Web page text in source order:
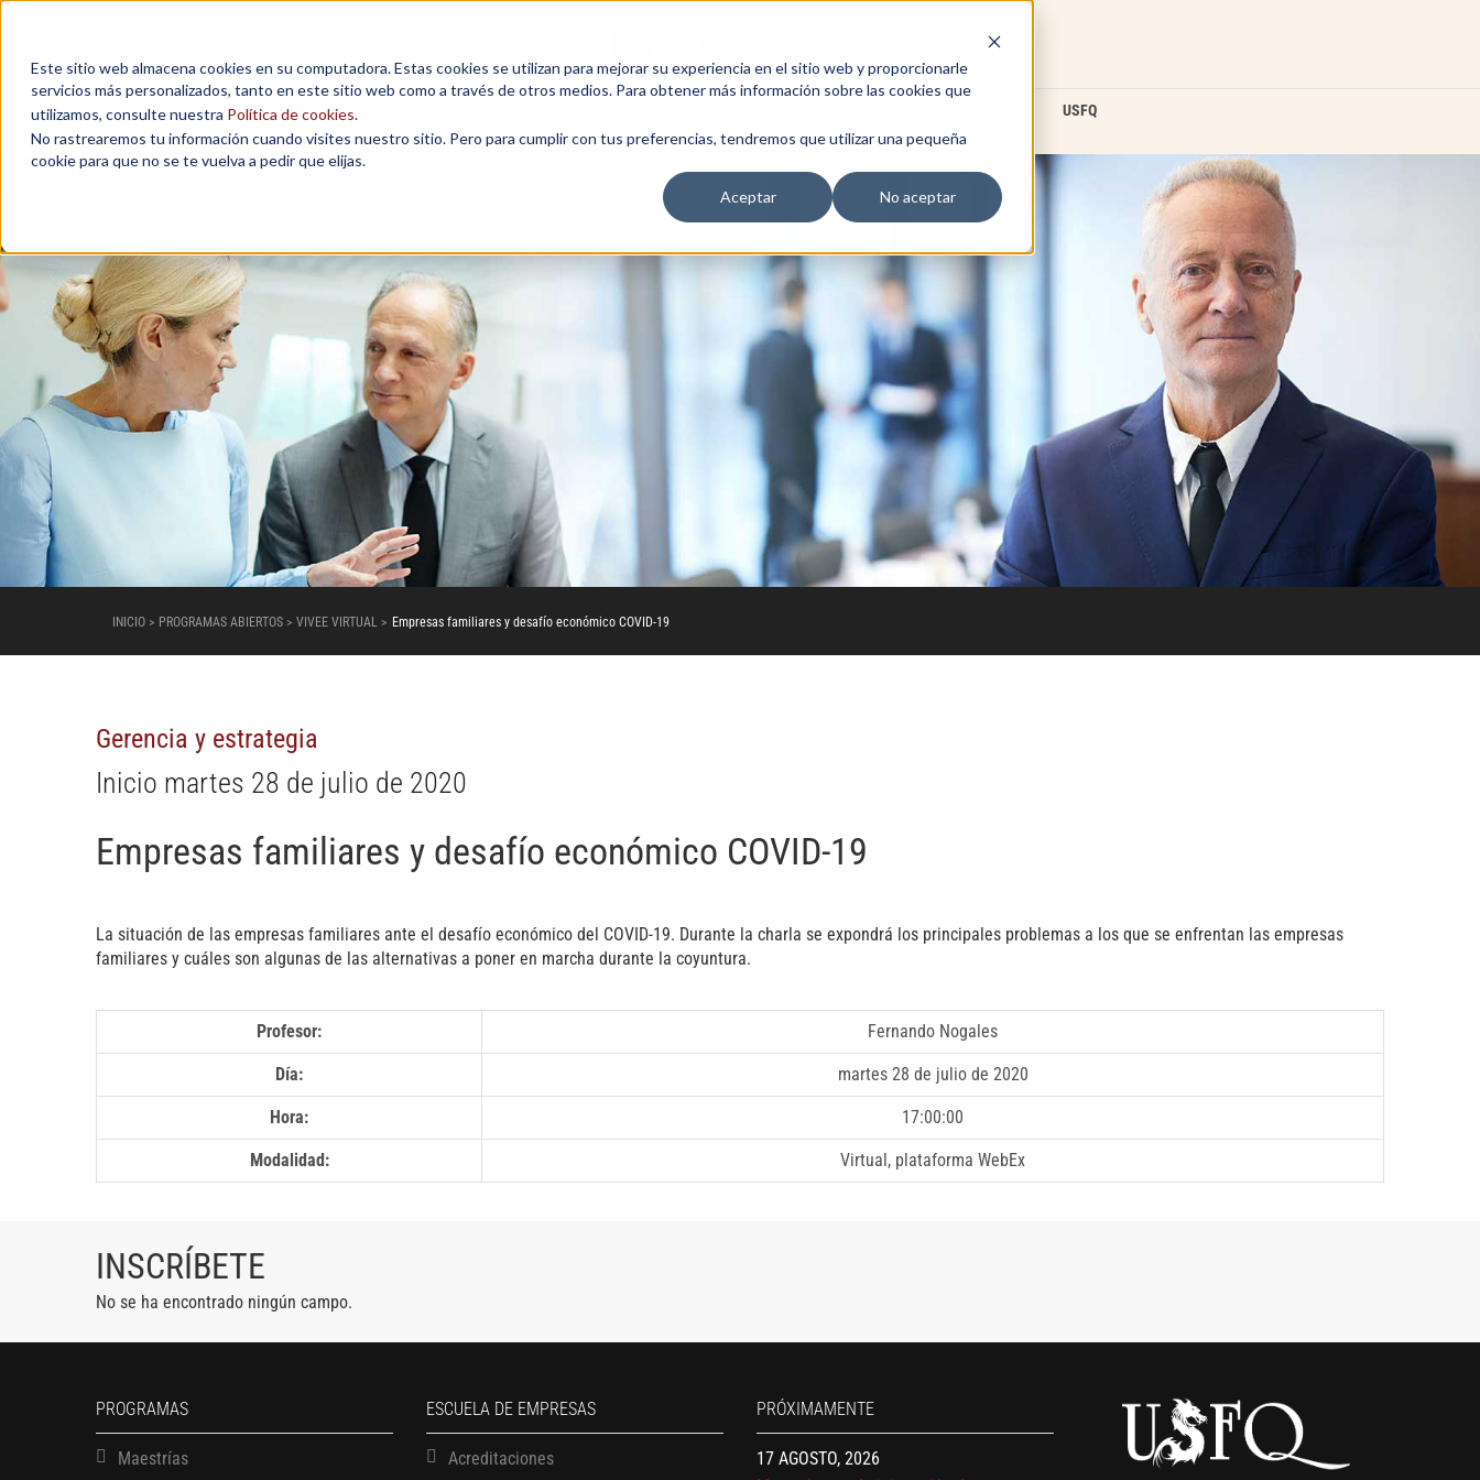
Este sitio web almacena cookies en su computadora. Estas cookies se utilizan para mejorar su experiencia en el sitio web y proporcionarle
servicios más personalizados, tanto en este sitio web como a través de otros medios. Para obtener más información sobre las cookies que
utilizamos, consulte nuestra Política de cookies.
No rastrearemos tu información cuando visites nuestro sitio. Pero para cumplir con tus preferencias, tendremos que utilizar una pequeña
cookie para que no se te vuelva a pedir que elijas.
Aceptar
No aceptar
USFQ
INICIO > PROGRAMAS ABIERTOS > VIVEE VIRTUAL > Empresas familiares y desafío económico COVID-19
Gerencia y estrategia
Inicio martes 28 de julio de 2020
Empresas familiares y desafío económico COVID-19
La situación de las empresas familiares ante el desafío económico del COVID-19. Durante la charla se expondrá los principales problemas a los que se enfrentan las empresas
familiares y cuáles son algunas de las alternativas a poner en marcha durante la coyuntura.
Profesor: Fernando Nogales
Día: martes 28 de julio de 2020
Hora: 17:00:00
Modalidad: Virtual, plataforma WebEx
INSCRÍBETE
No se ha encontrado ningún campo.
PROGRAMAS
Maestrías
ESCUELA DE EMPRESAS
Acreditaciones
PRÓXIMAMENTE
13 AGOSTO, 2026
17 AGOSTO, 2026
17 AGOSTO, 2026